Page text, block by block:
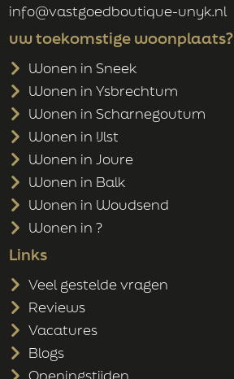
info@vastgoedboutique-unyk.nl
uw toekomstige woonplaats?
Wonen in Sneek
Wonen in Ysbrechtum
Wonen in Scharnegoutum
Wonen in IJlst
Wonen in Joure
Wonen in Balk
Wonen in Woudsend
Wonen in ?
Links
Veel gestelde vragen
Reviews
Vacatures
Blogs
Openingstijden